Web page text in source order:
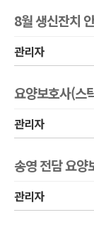
8월 생신잔치
관리자
요양보호사(스
관리자
송영 전담 요양
관리자